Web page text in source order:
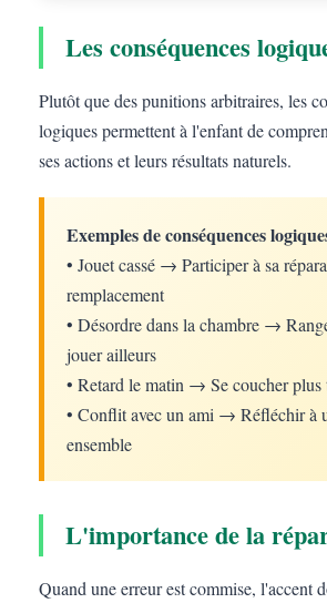
Les conséquences
Plutôt que des punitions arbitraires, les
logiques permettent à l'enfant de
ses actions et leurs résultats naturels.
Exemples de conséquences
• Jouet cassé → Participer à sa
remplacement
• Désordre dans la chambre →
jouer ailleurs
• Retard le matin → Se coucher plus
• Conflit avec un ami → Réfléchir à
ensemble
L'importance de la
Quand une erreur est commise, l'accent